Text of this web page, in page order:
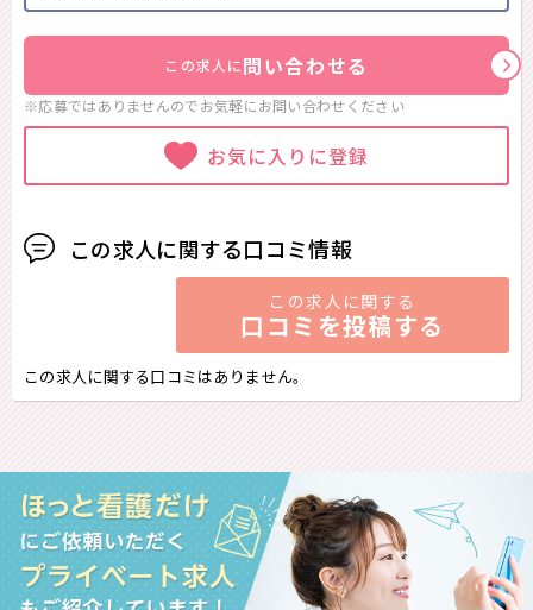
この求人に問い合わせる
※応募ではありませんのでお気軽にお問い合わせください
お気に入りに登録
この求人に関する口コミ情報
この求人に関する
口コミを投稿する
この求人に関する口コミはありません。